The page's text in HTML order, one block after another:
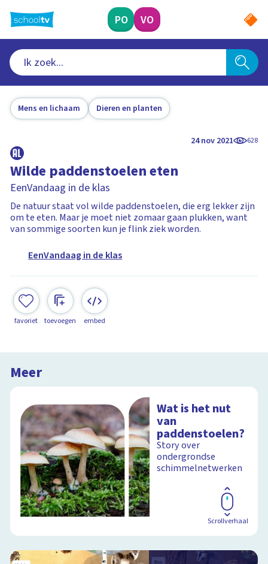
naar
hoofdinhoud
PO VO
Mens en lichaam Dieren en planten
24 nov 2021 628
Wilde paddenstoelen eten
EenVandaag in de klas
De natuur staat vol wilde paddenstoelen, die erg lekker zijn
om te eten. Maar je moet niet zomaar gaan plukken, want
van sommige soorten kun je flink ziek worden.
EenVandaag in de klas
favoriet toevoegen embed
Meer
Wat is het nut
van
paddenstoelen?
Story over
ondergrondse
schimmelnetwerken
Scrollverhaal